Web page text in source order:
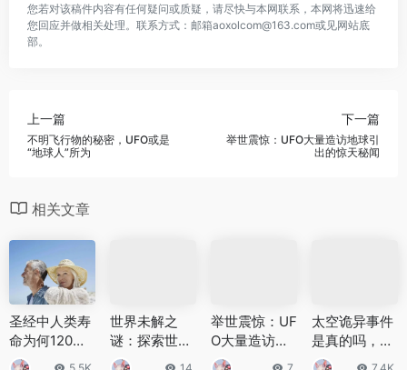
您若对该稿件内容有任何疑问或质疑，请尽快与本网联系，本网将迅速给
您回应并做相关处理。联系方式：邮箱aoxolcom@163.com或见网站底
部。
上一篇
不明飞行物的秘密，UFO或是
“地球人”所为
下一篇
举世震惊：UFO大量造访地球引
出的惊天秘闻
相关文章
圣经中人类寿
命为何120岁
上帝对人寿命
世界未解之
谜：探索世界
三大自然灾难
举世震惊：UF
O大量造访地
球引出的惊天
太空诡异事件
是真的吗，女
宇航员神秘怀